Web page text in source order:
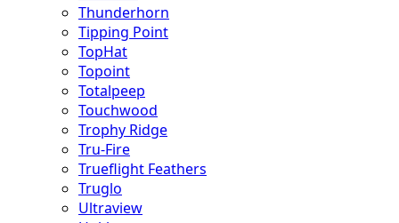
Thunderhorn
Tipping Point
TopHat
Topoint
Totalpeep
Touchwood
Trophy Ridge
Tru-Fire
Trueflight Feathers
Truglo
Ultraview